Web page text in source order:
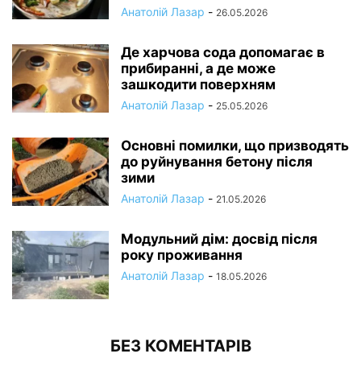
Анатолій Лазар - 26.05.2026
Де харчова сода допомагає в
прибиранні, а де може
зашкодити поверхням
Анатолій Лазар - 25.05.2026
Основні помилки, що призводять
до руйнування бетону після
зими
Анатолій Лазар - 21.05.2026
Модульний дім: досвід після
року проживання
Анатолій Лазар - 18.05.2026
БЕЗ КОМЕНТАРІВ